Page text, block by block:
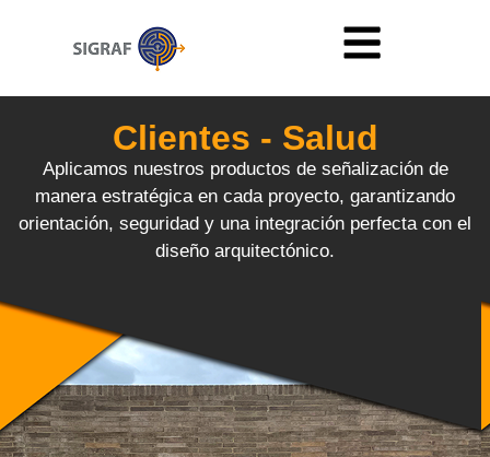
Clientes - Salud
Aplicamos nuestros productos de señalización de
manera estratégica en cada proyecto, garantizando
orientación, seguridad y una integración perfecta con el
diseño arquitectónico.